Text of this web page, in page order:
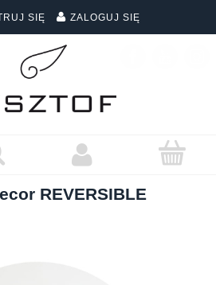
SIĘ ZALOGUJ SIĘ
ZAMÓWIEŃ
REVERSIBLE